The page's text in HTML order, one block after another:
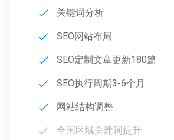
关键词分析
SEO网站布局
SEO定制文章更新180篇
SEO执行周期3-6个月
网站结构调整
全国区域关建词提升